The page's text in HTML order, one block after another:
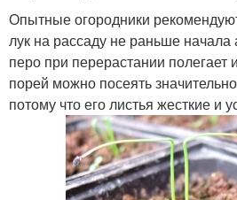
Опытные огородники
лук на рассаду не раньше начала
перо при перерастании полегает
порей можно посеять
потому что его листья жесткие и